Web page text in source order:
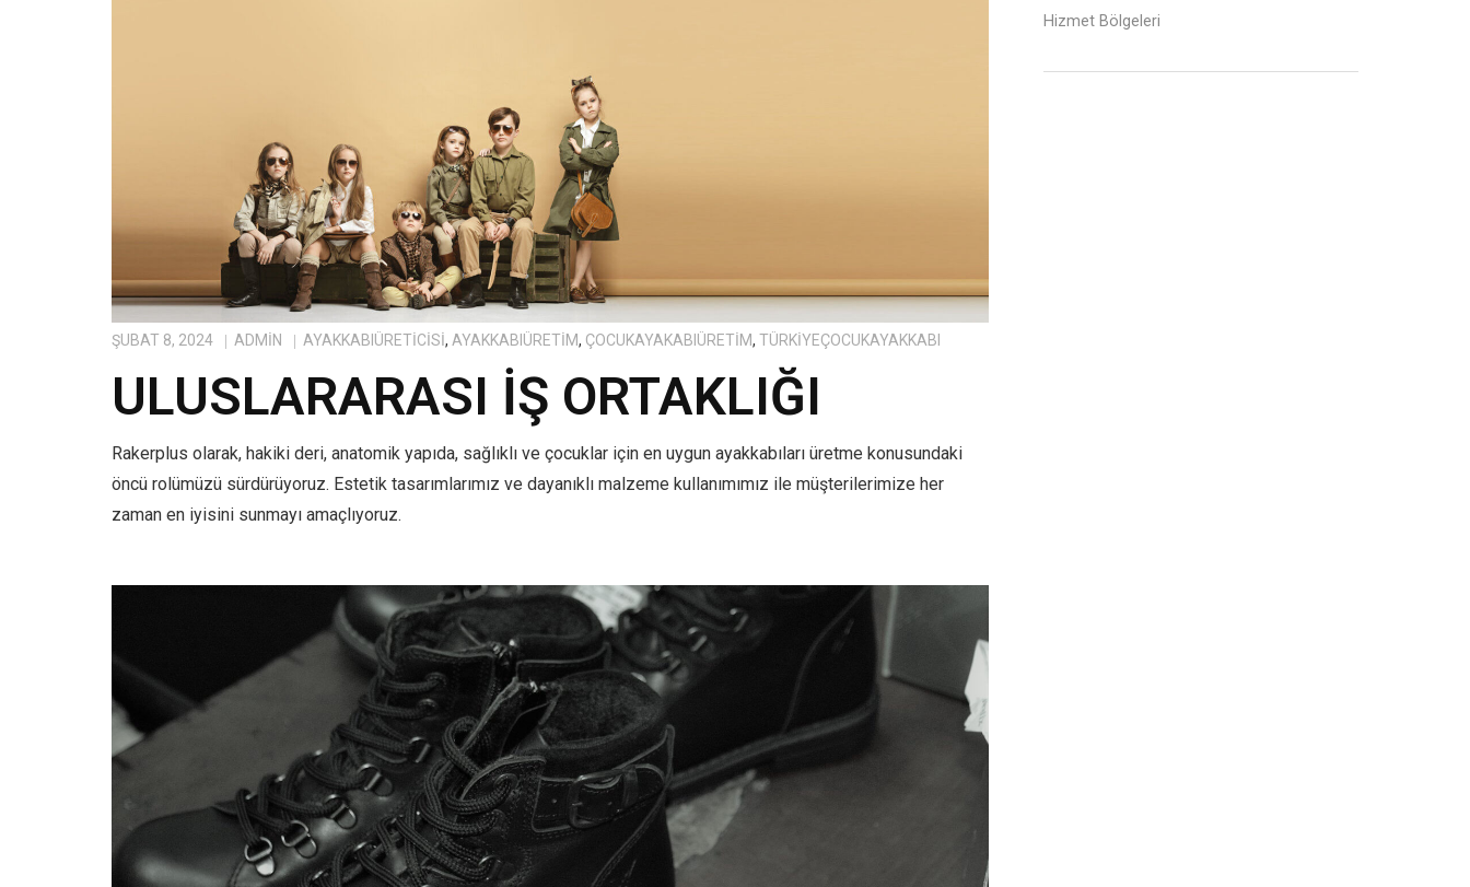
ŞUBAT 8, 2024 ADMIN AYAKKABIÜRETICISI, AYAKKABIÜRETIM, ÇOCUKAYAKABIÜRETIM, TÜRKIYEÇOCUKAYAKKABI
ULUSLARARASI İŞ ORTAKLIĞI
Rakerplus olarak, hakiki deri, anatomik yapıda, sağlıklı ve çocuklar için en uygun ayakkabıları üretme konusundaki
öncü rolümüzü sürdürüyoruz. Estetik tasarımlarımız ve dayanıklı malzeme kullanımımız ile müşterilerimize her
zaman en iyisini sunmayı amaçlıyoruz.
Hizmet Bölgeleri